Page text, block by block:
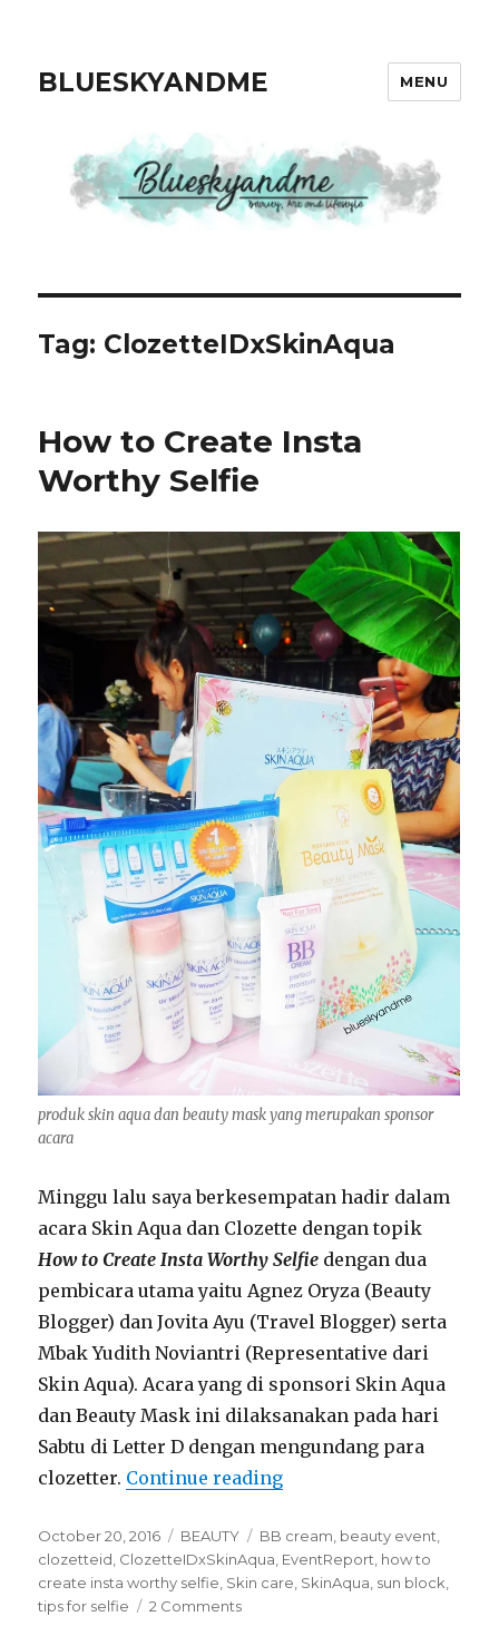
BLUESKYANDME MENU
Tag: ClozetteIDxSkinAqua
How to Create Insta
Worthy Selfie
produk skin aqua dan beauty mask yang merupakan sponsor
acara
Minggu lalu saya berkesempatan hadir dalam
acara Skin Aqua dan Clozette dengan topik
How to Create Insta Worthy Selfie dengan dua
pembicara utama yaitu Agnez Oryza (Beauty
Blogger) dan Jovita Ayu (Travel Blogger) serta
Mbak Yudith Noviantri (Representative dari
Skin Aqua). Acara yang di sponsori Skin Aqua
dan Beauty Mask ini dilaksanakan pada hari
Sabtu di Letter D dengan mengundang para
clozetter. Continue reading“How to Create Insta
Posted
on
October 20, 2016 Categories
BEAUTY Tags
BB cream beauty event
clozetteid ClozetteIDxSkinAqua EventReport how to
create insta worthy selfie Skin care SkinAqua sun block
tips for selfie
2 Commentson